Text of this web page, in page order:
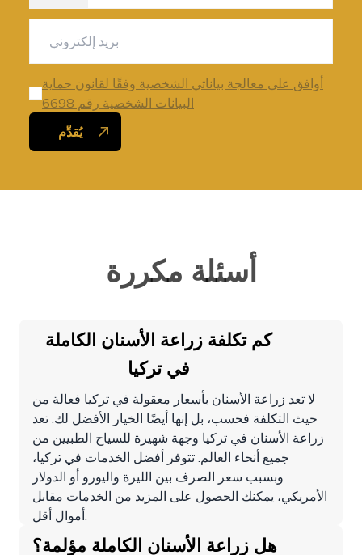
أوافق على معالجة بياناتي الشخصية وفقًا لقانون حماية
البيانات الشخصية رقم 6698
يُقدِّم
أسئلة مكررة
كم تكلفة زراعة الأسنان الكاملة
في تركيا
لا تعد زراعة الأسنان بأسعار معقولة في تركيا فعالة من
حيث التكلفة فحسب، بل إنها أيضًا الخيار الأفضل لك. تعد
زراعة الأسنان في تركيا وجهة شهيرة للسياح الطبيين من
جميع أنحاء العالم. تتوفر أفضل الخدمات في تركيا،
وبسبب سعر الصرف بين الليرة واليورو أو الدولار
الأمريكي، يمكنك الحصول على المزيد من الخدمات مقابل
هل زراعة الأسنان الكاملة مؤلمة؟